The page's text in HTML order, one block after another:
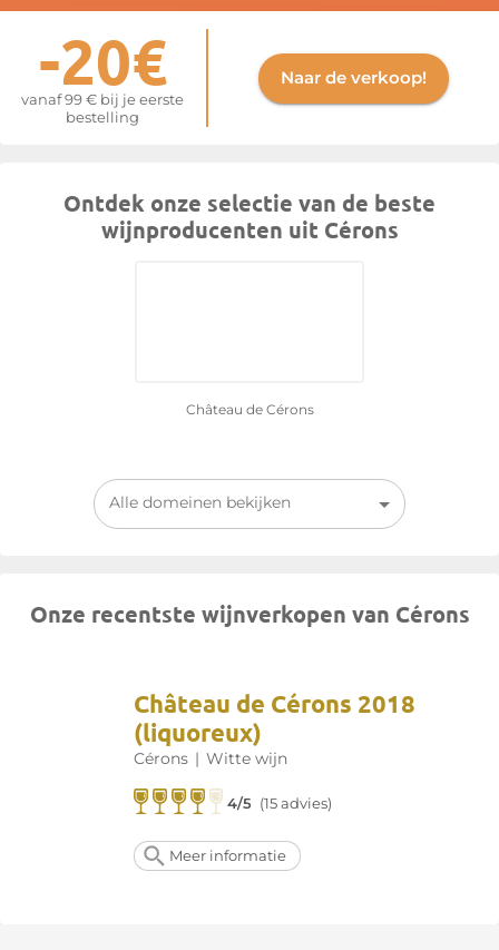
-20€
vanaf 99 € bij je eerste
bestelling
Naar de verkoop!
Ontdek onze selectie van de beste
wijnproducenten uit Cérons
Château de Cérons
Alle domeinen bekijken
Onze recentste wijnverkopen van Cérons
Château de Cérons 2018
(liquoreux)
Cérons | Witte wijn
4/5 (15 advies)
Meer informatie